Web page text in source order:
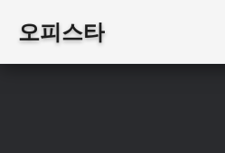
오피스타